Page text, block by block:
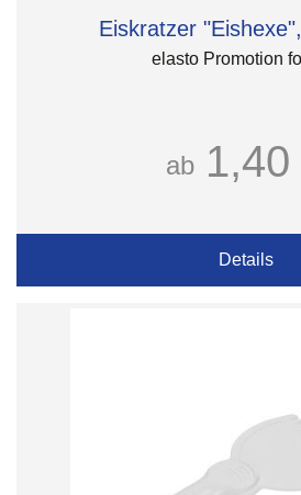
Eiskratzer
elasto Promotion
ab 1,40
Details